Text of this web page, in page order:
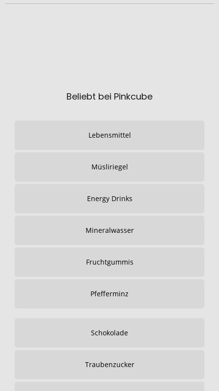
Beliebt bei Pinkcube
Lebensmittel
Müsliriegel
Energy Drinks
Mineralwasser
Fruchtgummis
Pfefferminz
Schokolade
Traubenzucker